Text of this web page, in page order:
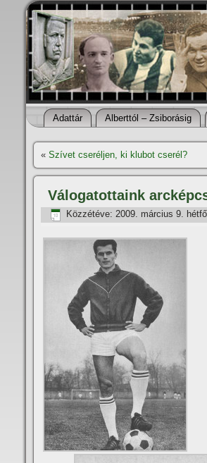
Adattár Alberttól – Zsiborásig
« Szí­vet cseréljen, ki klubot cserél?
Válogatottaink
Közzétéve: 2009. március 9. hétfő